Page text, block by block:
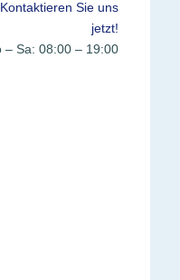
Kontaktieren Sie uns
jetzt!
– Sa: 08:00 – 19:00